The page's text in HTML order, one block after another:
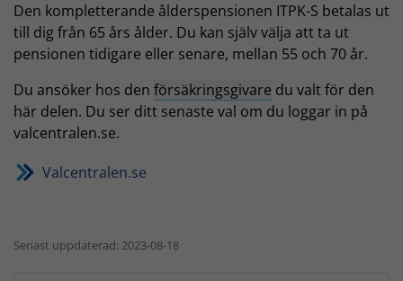
Den kompletterande ålderspensionen ITPK-S betalas ut
till dig från 65 års ålder. Du kan själv välja att ta ut
pensionen tidigare eller senare, mellan 55 och 70 år.
Du ansöker hos den försäkringsgivare du valt för den
här delen. Du ser ditt senaste val om du loggar in på
valcentralen.se.
Valcentralen.se
Senast uppdaterad: 2023-08-18